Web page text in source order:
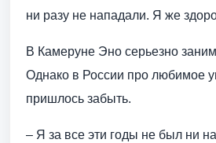
ни разу не нападали. Я же
В Камеруне Эно серьезно
Однако в России про любимое
пришлось забыть.
– Я за все эти годы не был ни